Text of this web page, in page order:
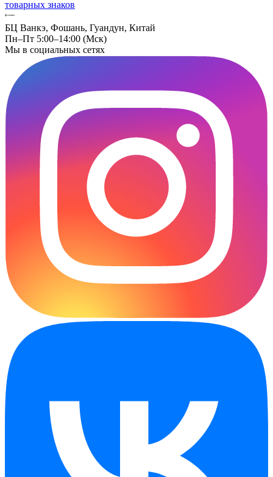
товарных знаков
БЦ Ванкэ, Фошань, Гуандун, Китай
Пн–Пт 5:00–14:00 (Мск)
Мы в социальных сетях